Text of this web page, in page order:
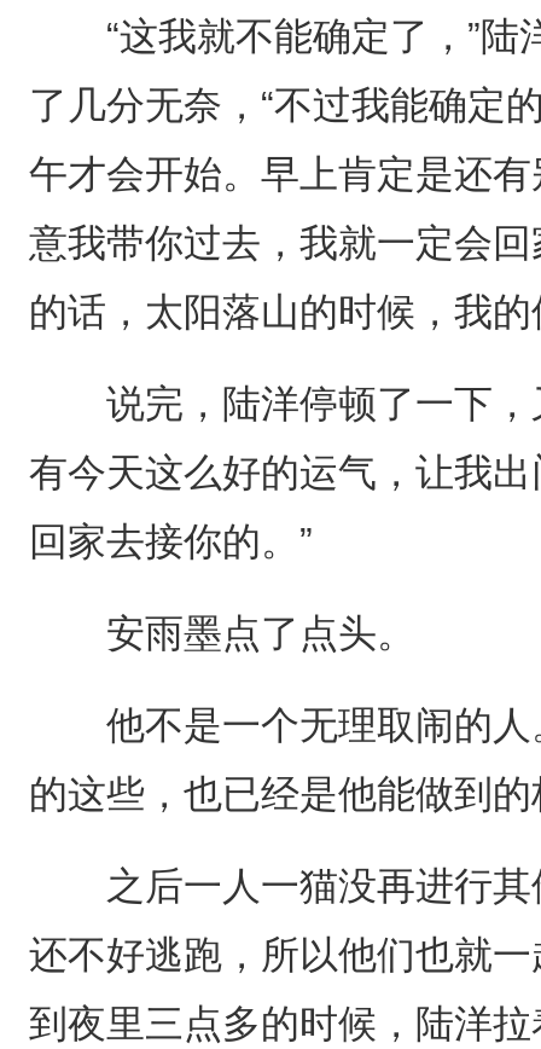
“这我就不能确定了，”陆
了几分无奈，“不过我能确定
午才会开始。早上肯定是还
意我带你过去，我就一定会
的话，太阳落山的时候，我
说完，陆洋停顿了一下，
有今天这么好的运气，让我
回家去接你的。”
安雨墨点了点头。
他不是一个无理取闹的人
的这些，也已经是他能做到
之后一人一猫没再进行其
还不好逃跑，所以他们也就
到夜里三点多的时候，陆洋